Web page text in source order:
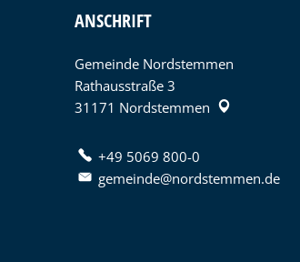
ANSCHRIFT
Gemeinde Nordstemmen
Rathausstraße 3
31171 Nordstemmen
+49 5069 800-0
gemeinde@nordstemmen.de